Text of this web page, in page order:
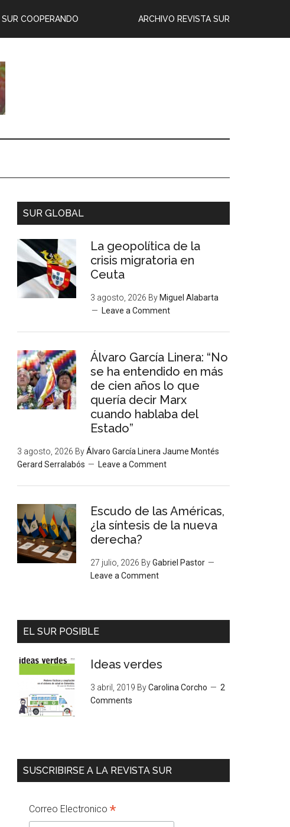
ARCHIVO REVISTA SUR
SUR COOPERANDO
SUR GLOBAL
La geopolítica de la
crisis migratoria en
Ceuta
3 agosto, 2026 By Miguel Alabarta
Leave a Comment
Álvaro García Linera: “No
se ha entendido en más
de cien años lo que
quería decir Marx
cuando hablaba del
Estado”
3 agosto, 2026 ByÁlvaro García Linera Jaume Montés
Gerard Serralabós
Leave a Comment
Escudo de las Américas,
¿la síntesis de la nueva
derecha?
27 julio, 2026 ByGabriel Pastor
Leave a Comment
EL SUR POSIBLE
Ideas verdes
3 abril, 2019 ByCarolina Corcho
2
Comments
SUSCRIBIRSE A LA REVISTA SUR
Correo Electronico *